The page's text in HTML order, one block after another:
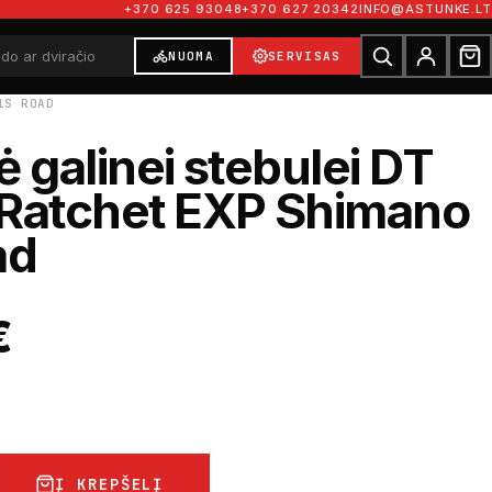
+370 625 93048+370 627 20342INFO@ASTUNKE.LT
NUOMA SERVISAS
ROAD
galinei stebulei DT
EXP Shimano
Į KREPŠELĮ